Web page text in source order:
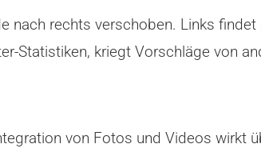
nach rechts verschoben. Links findet
Statistiken, kriegt Vorschläge von
von Fotos und Videos wirkt